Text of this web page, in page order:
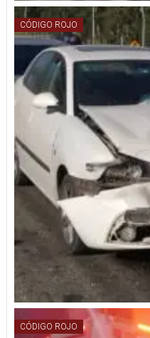
CÓDIGO ROJO
CÓDIGO ROJO